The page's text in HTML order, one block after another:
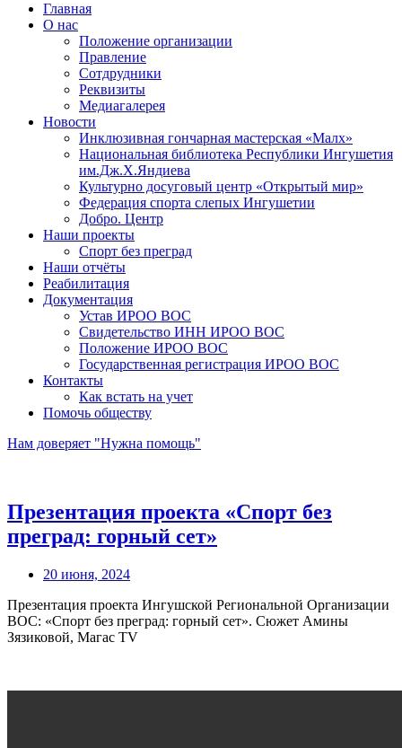
Главная
О нас
Положение организации
Правление
Сотдрудники
Реквизиты
Медиагалерея
Новости
Инклюзивная гончарная мастерская «Малх»
Национальная библиотека Республики Ингушетия
им.Дж.Х.Яндиева
Культурно досуговый центр «Открытый мир»
Федерация спорта слепых Ингушетии
Добро. Центр
Наши проекты
Спорт без преград
Наши отчёты
Реабилитация
Документация
Устав ИРОО ВОС
Свидетельство ИНН ИРОО ВОС
Положение ИРОО ВОС
Государственная регистрация ИРОО ВОС
Контакты
Как встать на учет
Помочь обществу
Нам доверяет "Нужна помощь"
Презентация проекта «Спорт без
преград: горный сет»
20 июня, 2024
Презентация проекта Ингушской Региональной Организации
ВОС: «Спорт без преград: горный сет». Сюжет Амины
Зязиковой, Магас TV